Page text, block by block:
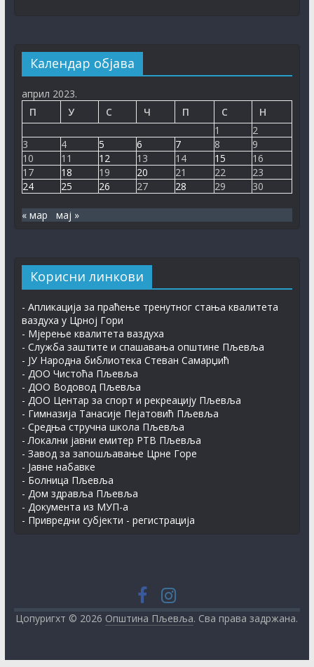
Отворени поступак јавне набавке радова – Санација и
пресвлачење локалних путева асфалтним застором
(шифра поступка: 115538, објављен дана 20.5.2026.
године).
Рјешење – Остојић Слободан
30. јул 2026.
Рјешење – Клепо Џенана
Календар објава
април 2023.
П
У С Ч П С
Н
1
2
3
4 5 6 7 8
9
10
11 12 13 14 15
16
17
18 19 20 21 22
23
24
25 26 27 28 29 30
« мар мај »
Корисни линкови
- Апликација за праћење тренутног стања квалитета
ваздуха у Црној Гори
- Мјерење квалитета ваздуха
- Служба заштите и спашавања општине Пљевља
- ЈУ Народна библиотека Стеван Самарџић
- ДОО Чистоћа Пљевља
- ДОО Водовод Пљевља
- ДОО Центар за спорт и рекреацију Пљевља
- Гимназија Танасије Пејатовић Пљевља
- Средња стручна школа Пљевља
- Локални јавни емитер РТВ Пљевља
- Завод за запошљавање Црне Горе
- Јавне набавке
- Болница Пљевља
- Дом здравља Пљевља
- Документа из МУП-а
- Привредни субјекти - регистрација
Цопyригхт © 2026 Општина Пљевља. Сва права задржана.